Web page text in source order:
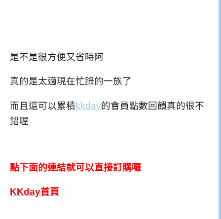
是不是很方便又省時阿
真的是太適現在忙錄的一族了
而且還可以累積kkday的會員點數回饋真的很不
錯喔
點下面的連結就可以直接訂購囉
KKday首頁